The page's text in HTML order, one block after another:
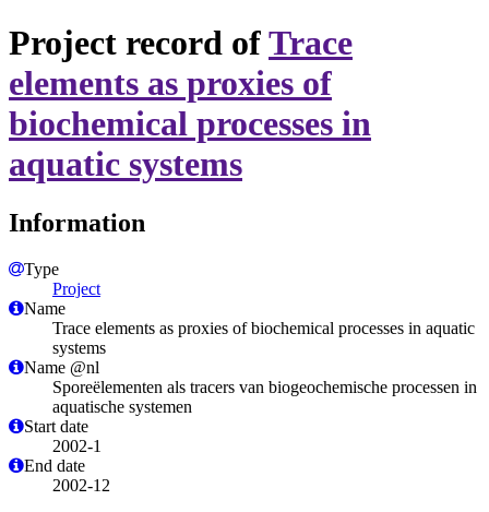
Project record ofTrace
elements as proxies of
biochemical processes in
aquatic systems
Information
Type
Project
Name
Trace elements as proxies of biochemical processes in aquatic
systems
Name @nl
Sporeëlementen als tracers van biogeochemische processen in
aquatische systemen
Start date
2002-1
End date
2002-12